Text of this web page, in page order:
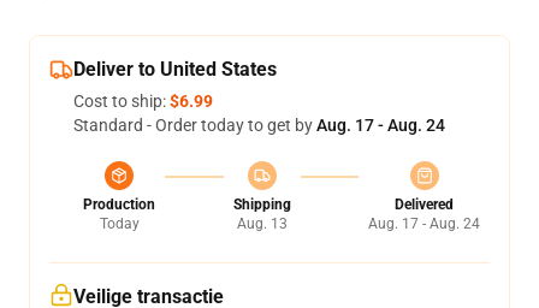
Deliver to United States
Cost to ship:$6.99
Standard - Order today to get byAug. 17 - Aug. 24
Production
Today
Shipping
Aug. 13
Delivered
Aug. 17 - Aug. 24
Veilige transactie